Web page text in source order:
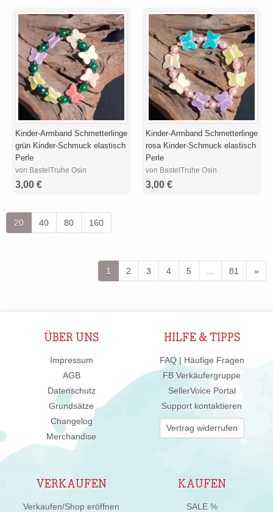
Kinder-Armband Schmetterlinge
grün Kinder-Schmuck elastisch
Perle
von BastelTruhe Osin
3,00 €
Kinder-Armband Schmetterlinge
rosa Kinder-Schmuck elastisch
Perle
von BastelTruhe Osin
3,00 €
20 40 80 160
1 2 3 4 5 81 »
ÜBER UNS
Impressum
AGB
Datenschutz
Grundsätze
Changelog
Merchandise
HILFE & TIPPS
FAQ | Häufige Fragen
FB Verkäufergruppe
SellerVoice Portal
Support kontaktieren
Vertrag widerrufen
VERKAUFEN
Verkaufen/Shop eröffnen
KAUFEN
SALE %